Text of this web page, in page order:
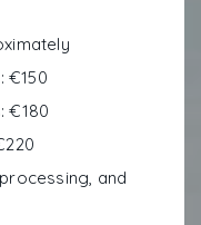
€150
€180
and